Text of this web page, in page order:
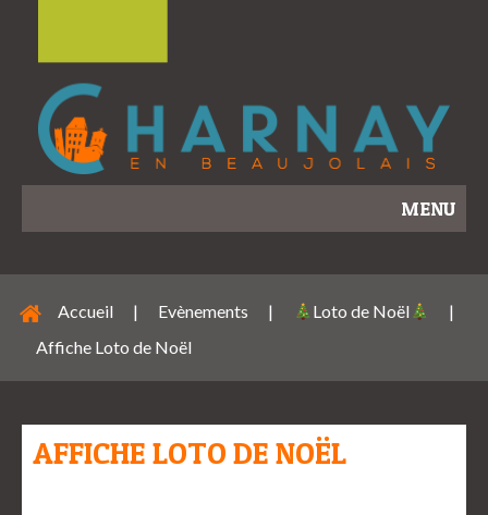
MENU
Accueil | Evènements | Loto de Noël
|
Affiche Loto de Noël
AFFICHE LOTO DE NOËL